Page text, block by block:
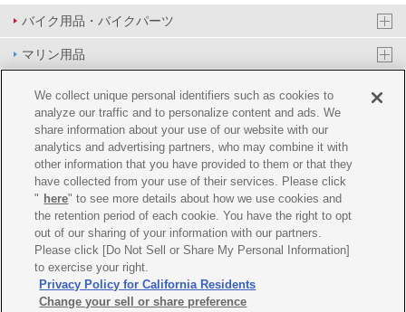
バイク用品・バイクパーツ
マリン用品
PAS/YPJ用品
その他用品
イベント&エンターテイメント
オンラインショップ
企業情報
ご利用規約 推薦環境 プライバシーポリシー Cookie ポリシー
We collect unique personal identifiers such as cookies to
analyze our traffic and to personalize content and ads. We
share information about your use of our website with our
analytics and advertising partners, who may combine it with
other information that you have provided to them or that they
have collected from your use of their services. Please click
" here" to see more details about how we use cookies and
the retention period of each cookie. You have the right to opt
out of our sharing of your information with our partners.
Please click [Do Not Sell or Share My Personal Information]
to exercise your right.
Privacy Policy for California Residents
Change your sell or share preference